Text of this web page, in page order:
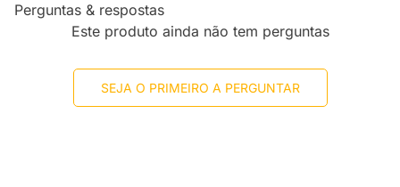
Perguntas & respostas
Este produto ainda não tem perguntas
SEJA O PRIMEIRO A PERGUNTAR